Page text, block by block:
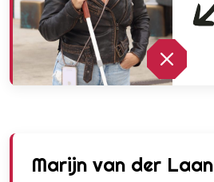
G
Marijn van der Laan